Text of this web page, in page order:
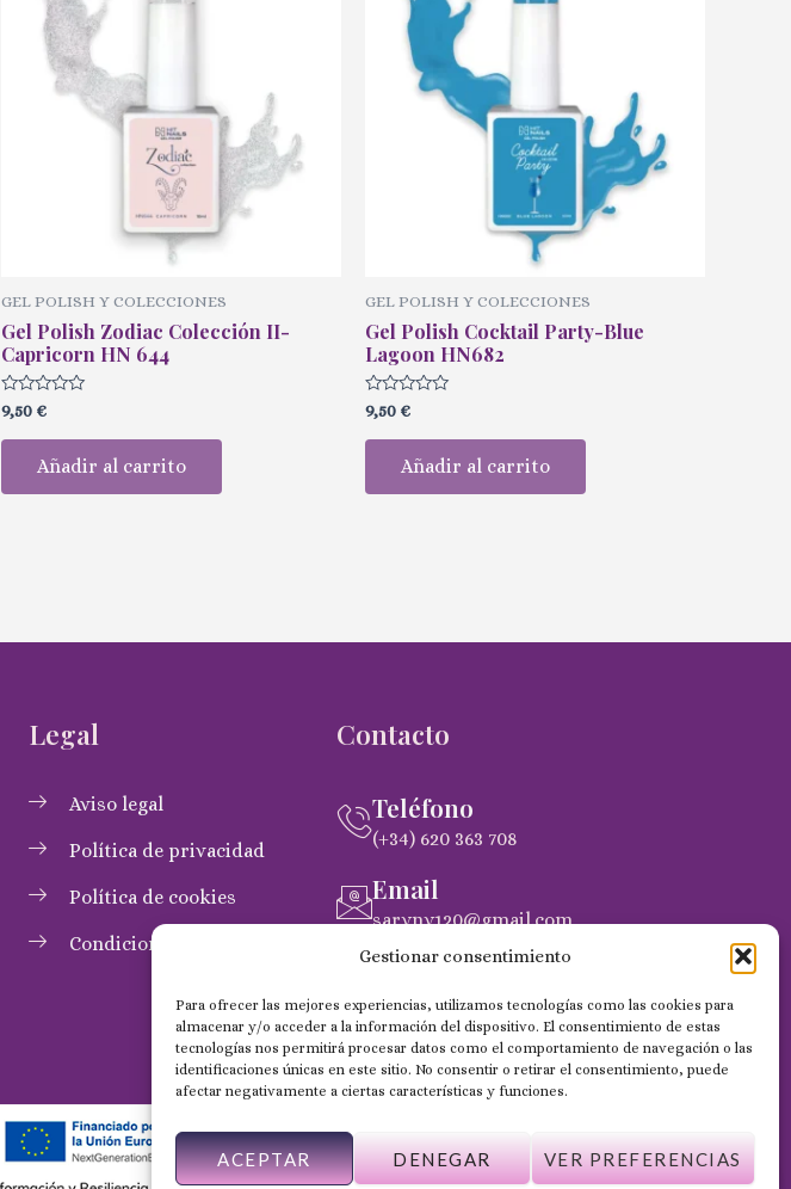
Gestionar consentimiento
Para ofrecer las mejores experiencias, utilizamos tecnologías como las cookies para
almacenar y/o acceder a la información del dispositivo. El consentimiento de estas
tecnologías nos permitirá procesar datos como el comportamiento de navegación o las
identificaciones únicas en este sitio. No consentir o retirar el consentimiento, puede
afectar negativamente a ciertas características y funciones.
ACEPTAR DENEGAR VER PREFERENCIAS
GEL POLISH Y COLECCIONES
Gel Polish Zodiac Colección II-
Capricorn HN 644
Valorado
con
0
9,50 €
Añadir al carrito
GEL POLISH Y COLECCIONES
Gel Polish Cocktail Party-Blue
Lagoon HN682
Valorado
con
0
9,50 €
Añadir al carrito
Legal
Aviso legal
Política de privacidad
Política de cookies
Condiciones de compra
Contacto
Teléfono
(+34) 620 363 708
Email
saryny120@gmail.com
Dirección
C. Gobernador Marín Acuña, 53, (35014)
Las Palmas de Gran Canaria
Web desarrollada por Wilapp España